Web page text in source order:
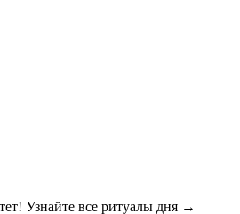
Узнайте все ритуалы дня →